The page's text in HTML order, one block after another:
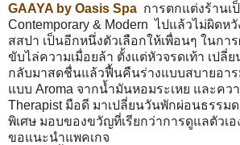
GAAYA by Oasis Spa การตกแต่งร้านเ
Contemporary & Modern ไปแล้วไม่ผิดห
สสปา เป็นอีกหนึ่งตัวเลือกให้เพื่อนๆ ในกา
ขับไล่ความเมื่อยล้า ตั้งแต่หัวจรดเท้า เปลี่
กลับมาสดชื่นแล้วฟื้นคืนร่างแบบสบายอา
แบบ Aroma จากน้ำมันหอมระเหย และคว
Therapist มือดี มาเปลี่ยนวันพักผ่อนธรรม
พิเศษ มอบของขวัญที่เรียกว่าการดูแลตัวเ
ขอแนะนำแพคเกจ